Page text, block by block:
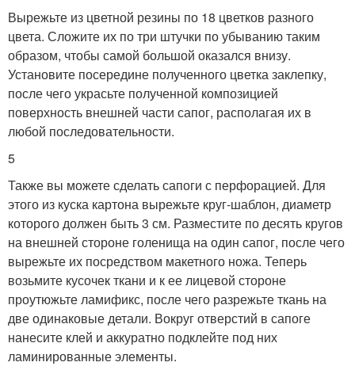
Вырежьте из цветной резины по 18 цветков разного
цвета. Сложите их по три штучки по убыванию таким
образом, чтобы самой большой оказался внизу.
Установите посередине полученного цветка заклепку,
после чего украсьте полученной композицией
поверхность внешней части сапог, располагая их в
любой последовательности.
5
Также вы можете сделать сапоги с перфорацией. Для
этого из куска картона вырежьте круг-шаблон, диаметр
которого должен быть 3 см. Разместите по десять кругов
на внешней стороне голенища на один сапог, после чего
вырежьте их посредством макетного ножа. Теперь
возьмите кусочек ткани и к ее лицевой стороне
проутюжьте ламификс, после чего разрежьте ткань на
две одинаковые детали. Вокруг отверстий в сапоге
нанесите клей и аккуратно подклейте под них
ламинированные элементы.